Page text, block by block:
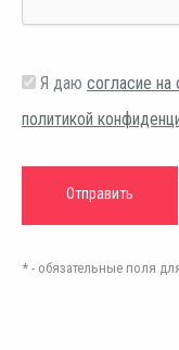
Я даю согласие на
политикой
* - обязательные поля